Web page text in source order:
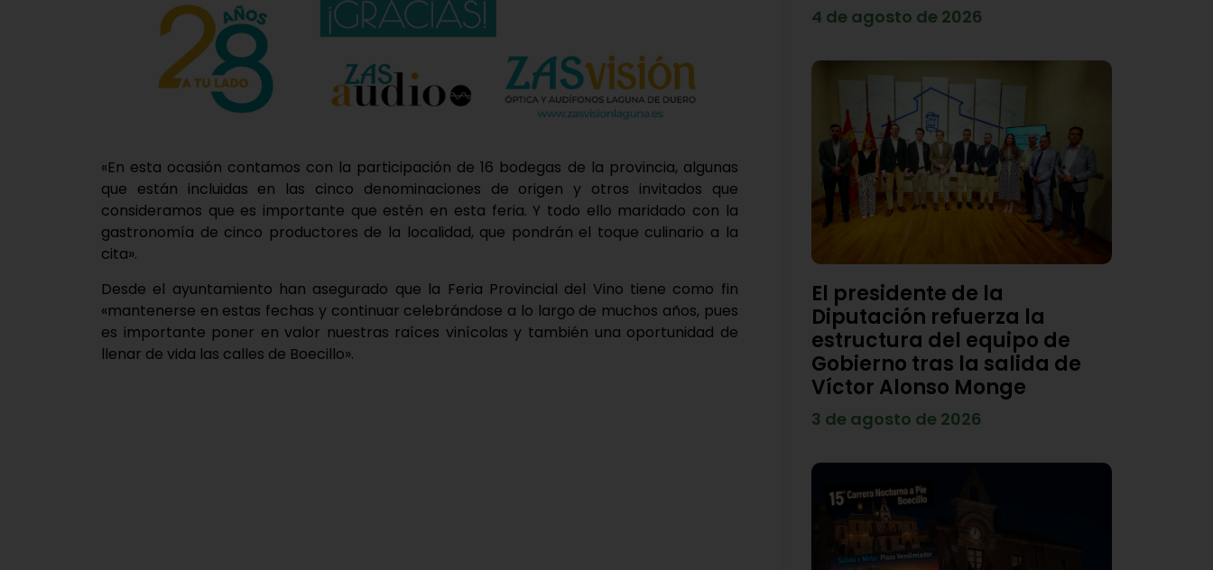
«En esta ocasión contamos con la participación de 16 bodegas de la provincia, algunas
que están incluidas en las cinco denominaciones de origen y otros invitados que
consideramos que es importante que estén en esta feria. Y todo ello maridado con la
gastronomía de cinco productores de la localidad, que pondrán el toque culinario a la
cita».
Desde el ayuntamiento han asegurado que la Feria Provincial del Vino tiene como fin
«mantenerse en estas fechas y continuar celebrándose a lo largo de muchos años, pues
es importante poner en valor nuestras raíces vinícolas y también una oportunidad de
llenar de vida las calles de Boecillo».
4 de agosto de 2026
El presidente de la
Diputación refuerza la
estructura del equipo de
Gobierno tras la salida de
Víctor Alonso Monge
3 de agosto de 2026